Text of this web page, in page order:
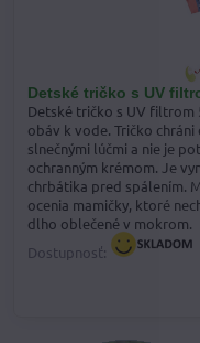
Detské tričko s UV
Detské tričko s UV filtrom
obáv k vode. Tričko
slnečnými lúčmi a nie je
ochranným krémom. Je
chrbátika pred spálením.
ocenia mamičky, ktoré
dlho oblečené v mokrom.
Dostupnosť: